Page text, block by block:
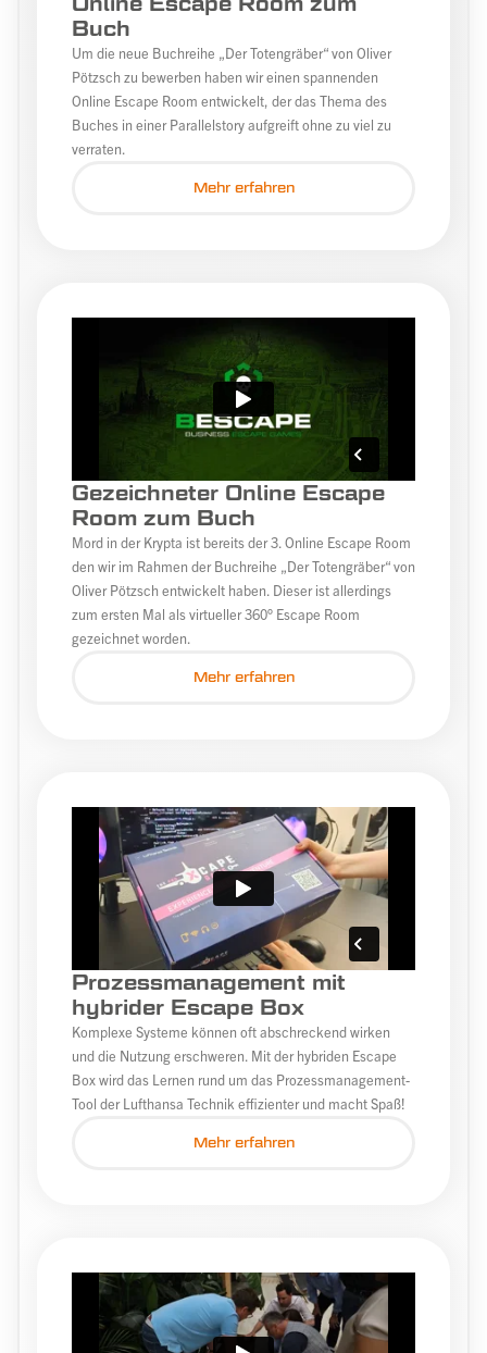
Buch
Um die neue Buchreihe „Der Totengräber“ von Oliver
Pötzsch zu bewerben haben wir einen spannenden
Online Escape Room entwickelt, der das Thema des
Buches in einer Parallelstory aufgreift ohne zu viel zu
verraten.
Mehr erfahren
Gezeichneter Online Escape
Room zum Buch
Mord in der Krypta ist bereits der 3. Online Escape Room
den wir im Rahmen der Buchreihe „Der Totengräber“ von
Oliver Pötzsch entwickelt haben. Dieser ist allerdings
zum ersten Mal als virtueller 360° Escape Room
gezeichnet worden.
Mehr erfahren
Prozessmanagement mit
hybrider Escape Box
Komplexe Systeme können oft abschreckend wirken
und die Nutzung erschweren. Mit der hybriden Escape
Box wird das Lernen rund um das Prozessmanagement-
Tool der Lufthansa Technik effizienter und macht Spaß!
Mehr erfahren